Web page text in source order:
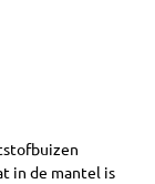
in de mantel is